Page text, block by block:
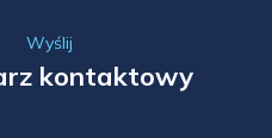
Wyślij
kontaktowy